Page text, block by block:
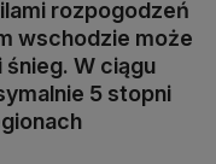
rozpogodzeń
wschodzie może
W ciągu
5 stopni